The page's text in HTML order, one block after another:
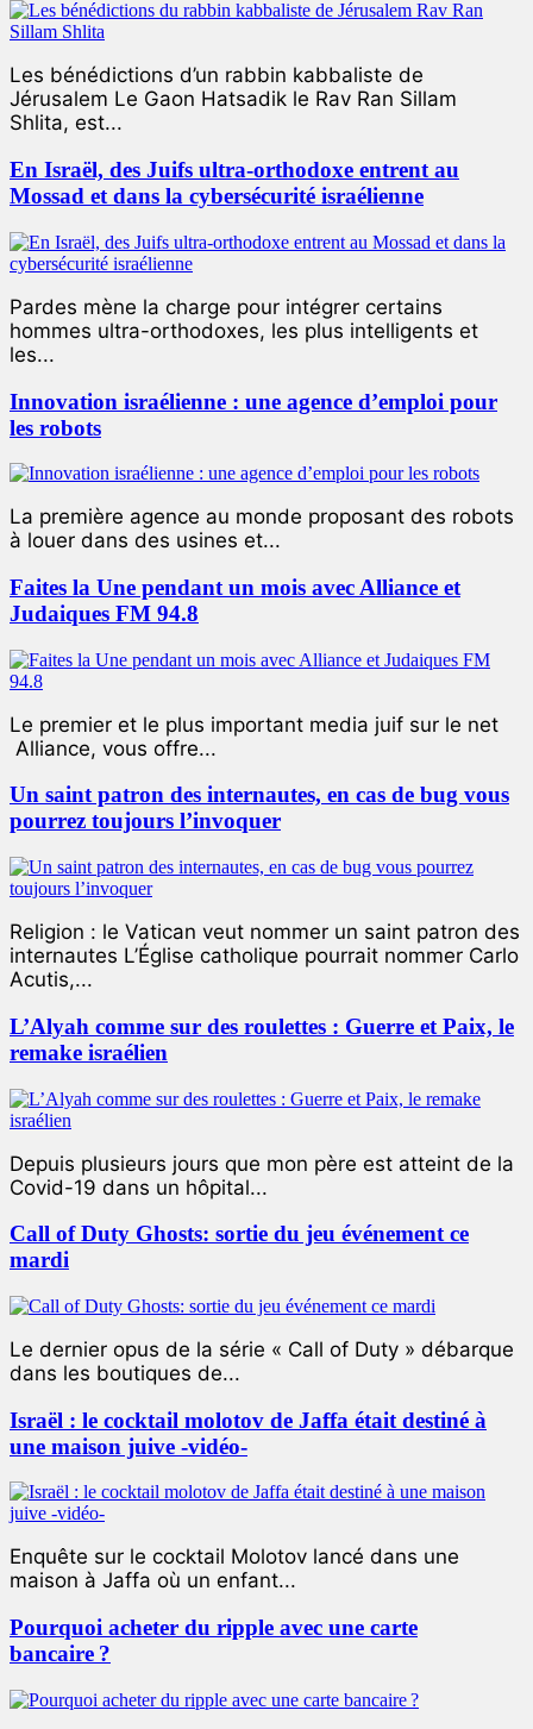
Les bénédictions d’un rabbin kabbaliste de
Jérusalem Le Gaon Hatsadik le Rav Ran Sillam
Shlita, est...
En Israël, des Juifs ultra-orthodoxe entrent au
Mossad et dans la cybersécurité israélienne
Pardes mène la charge pour intégrer certains
hommes ultra-orthodoxes, les plus intelligents et
les...
Innovation israélienne : une agence d’emploi pour
les robots
La première agence au monde proposant des robots
à louer dans des usines et...
Faites la Une pendant un mois avec Alliance et
Judaiques FM 94.8
Le premier et le plus important media juif sur le net
Alliance, vous offre...
Un saint patron des internautes, en cas de bug vous
pourrez toujours l’invoquer
Religion : le Vatican veut nommer un saint patron des
internautes L’Église catholique pourrait nommer Carlo
Acutis,...
L’Alyah comme sur des roulettes : Guerre et Paix, le
remake israélien
Depuis plusieurs jours que mon père est atteint de la
Covid-19 dans un hôpital...
Call of Duty Ghosts: sortie du jeu événement ce
mardi
Le dernier opus de la série « Call of Duty » débarque
dans les boutiques de...
Israël : le cocktail molotov de Jaffa était destiné à
une maison juive -vidéo-
Enquête sur le cocktail Molotov lancé dans une
maison à Jaffa où un enfant...
Pourquoi acheter du ripple avec une carte
bancaire ?